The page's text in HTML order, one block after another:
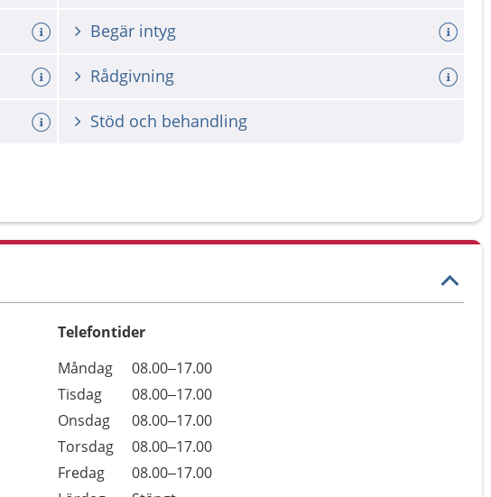
Begär intyg
Rådgivning
Stöd och behandling
Telefontider
Dag
Öppettider
Kommentarer
Måndag
08.00–17.00
Tisdag
08.00–17.00
Onsdag
08.00–17.00
Torsdag
08.00–17.00
Fredag
08.00–17.00